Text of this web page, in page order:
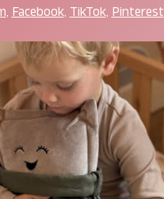
, Facebook, TikTok, Pinterest